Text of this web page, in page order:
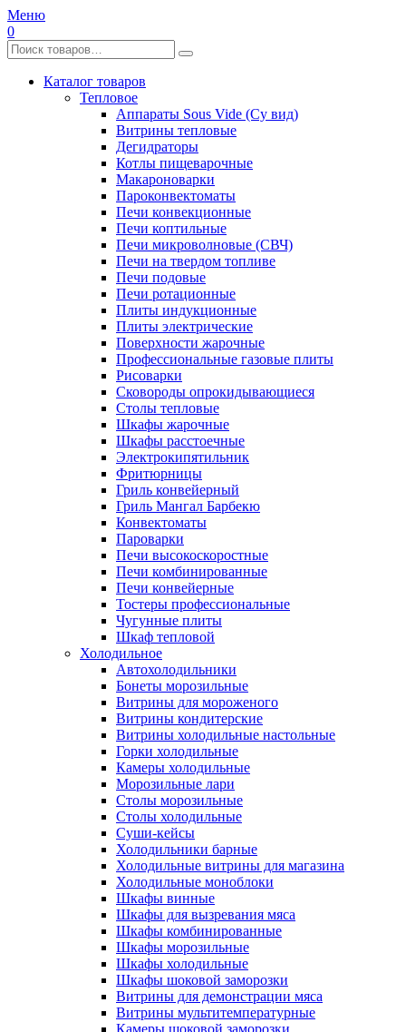
Меню
0
Каталог товаров
Тепловое
Аппараты Sous Vide (Су вид)
Витрины тепловые
Дегидраторы
Котлы пищеварочные
Макароноварки
Пароконвектоматы
Печи конвекционные
Печи коптильные
Печи микроволновые (СВЧ)
Печи на твердом топливе
Печи подовые
Печи ротационные
Плиты индукционные
Плиты электрические
Поверхности жарочные
Профессиональные газовые плиты
Рисоварки
Сковороды опрокидывающиеся
Столы тепловые
Шкафы жарочные
Шкафы расстоечные
Электрокипятильник
Фритюрницы
Гриль конвейерный
Гриль Мангал Барбекю
Конвектоматы
Пароварки
Печи высокоскоростные
Печи комбинированные
Печи конвейерные
Тостеры профессиональные
Чугунные плиты
Шкаф тепловой
Холодильное
Автохолодильники
Бонеты морозильные
Витрины для мороженого
Витрины кондитерские
Витрины холодильные настольные
Горки холодильные
Камеры холодильные
Морозильные лари
Столы морозильные
Столы холодильные
Суши-кейсы
Холодильники барные
Холодильные витрины для магазина
Холодильные моноблоки
Шкафы винные
Шкафы для вызревания мяса
Шкафы комбинированные
Шкафы морозильные
Шкафы холодильные
Шкафы шоковой заморозки
Витрины для демонстрации мяса
Витрины мультитемпературные
Камеры шоковой заморозки